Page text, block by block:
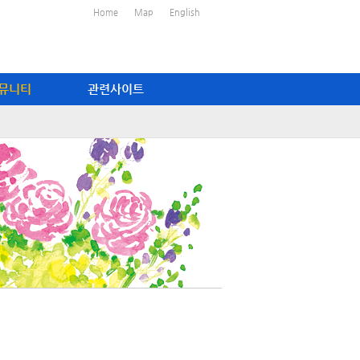
Home Map English
니티 관련사이트